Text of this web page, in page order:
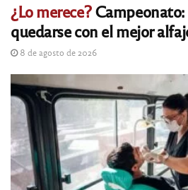
¿Lo merece?Campeonato:
quedarse con el mejor
8 de agosto de 2026